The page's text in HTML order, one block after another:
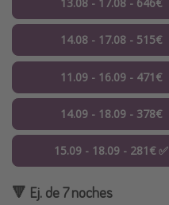
14.08 - 17.08 - 515€
11.09 - 16.09 - 471€
14.09 - 18.09 - 378€
15.09 - 18.09 - 281€ ✅
🔻 Ej. de 7 noches